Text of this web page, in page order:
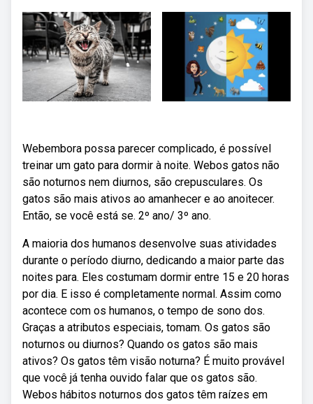
Webembora possa parecer complicado, é possível
treinar um gato para dormir à noite. Webos gatos não
são noturnos nem diurnos, são crepusculares. Os
gatos são mais ativos ao amanhecer e ao anoitecer.
Então, se você está se. 2º ano/ 3º ano.
A maioria dos humanos desenvolve suas atividades
durante o período diurno, dedicando a maior parte das
noites para. Eles costumam dormir entre 15 e 20 horas
por dia. E isso é completamente normal. Assim como
acontece com os humanos, o tempo de sono dos.
Graças a atributos especiais, tomam. Os gatos são
noturnos ou diurnos? Quando os gatos são mais
ativos? Os gatos têm visão noturna? É muito provável
que você já tenha ouvido falar que os gatos são.
Webos hábitos noturnos dos gatos têm raízes em